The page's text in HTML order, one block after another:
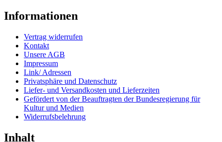
Informationen
Vertrag widerrufen
Kontakt
Unsere AGB
Impressum
Link/ Adressen
Privatsphäre und Datenschutz
Liefer- und Versandkosten und Lieferzeiten
Gefördert von der Beauftragten der Bundesregierung für
Kultur und Medien
Widerrufsbelehrung
Inhalt